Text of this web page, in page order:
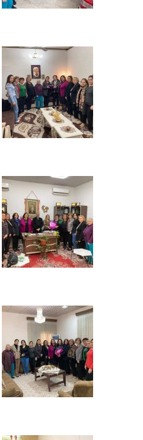
في العدد (659) من بهرا : انقضى عام النصر… م...